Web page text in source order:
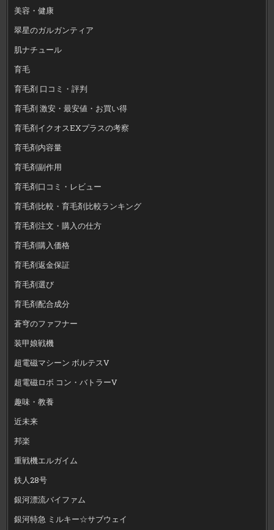
美容・健康
翠星のガルガンティア
肌ナチュール
育毛
育毛剤 口コミ・評判
育毛剤 激安・最安値・お買い得
育毛剤イクオスEXプラスの考察
育毛剤内容量
育毛剤副作用
育毛剤口コミ・レビュー
育毛剤比較・育毛剤比較ランキング
育毛剤注文・購入の仕方
育毛剤購入価格
育毛剤返金保証
育毛剤選び
育毛剤配合成分
蒼穹のファフナー
装甲娘戦機
超電磁マシーン ボルテスV
超電磁ロボ コン・バトラーV
趣味・教養
近未来
邦楽
重戦機エルガイム
鉄人28号
銀河漂流バイファム
銀河特急 ミルキー☆サブウェイ